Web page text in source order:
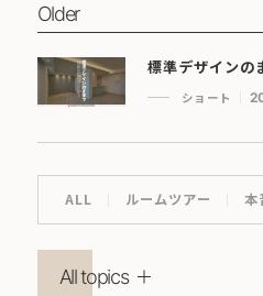
Older
標準デザインの
ショート
ALL ルームツアー 本
All topics